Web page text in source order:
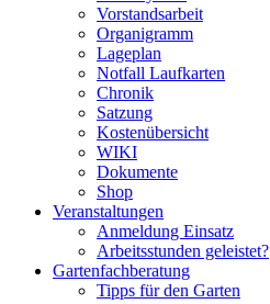
Vorstandsarbeit
Organigramm
Lageplan
Notfall Laufkarten
Chronik
Satzung
Kostenübersicht
WIKI
Dokumente
Shop
Veranstaltungen
Anmeldung Einsatz
Arbeitsstunden geleistet?
Gartenfachberatung
Tipps für den Garten